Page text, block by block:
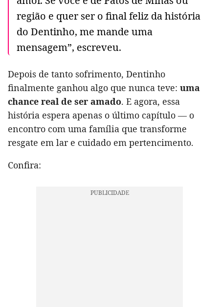
região e quer ser o final feliz da história
do Dentinho, me mande uma
mensagem”, escreveu.
Depois de tanto sofrimento, Dentinho
finalmente ganhou algo que nunca teve: uma
chance real de ser amado. E agora, essa
história espera apenas o último capítulo — o
encontro com uma família que transforme
resgate em lar e cuidado em pertencimento.
Confira: